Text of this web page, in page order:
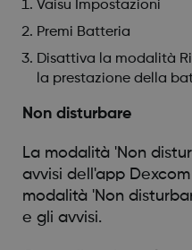
Vaisu Impostazioni
Premi Batteria
Disattiva la modalità
la prestazione della
Non disturbare
La modalità 'Non
avvisi dell'app
modalità 'Non
e gli avvisi.